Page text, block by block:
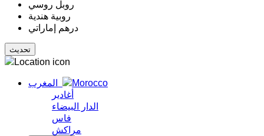
روبل روسي
روبية هندية
درهم إماراتي
المغرب
أغادير
الدار البيضاء
فاس
مراكش